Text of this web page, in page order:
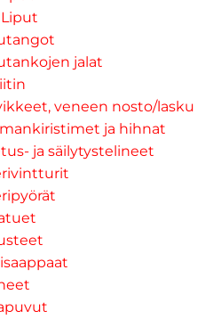
Liput
jalat
veneen nosto/lasku
ja hihnat
ja säilytystelineet